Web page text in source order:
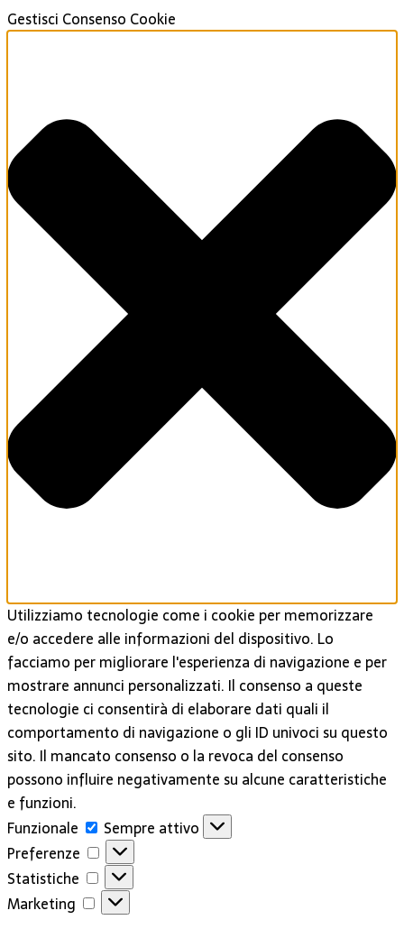
Gestisci Consenso Cookie
Utilizziamo tecnologie come i cookie per memorizzare
e/o accedere alle informazioni del dispositivo. Lo
facciamo per migliorare l'esperienza di navigazione e per
mostrare annunci personalizzati. Il consenso a queste
tecnologie ci consentirà di elaborare dati quali il
comportamento di navigazione o gli ID univoci su questo
sito. Il mancato consenso o la revoca del consenso
possono influire negativamente su alcune caratteristiche
e funzioni.
Funzionale
Funzionale
Sempre attivo
Preferenze
Preferenze
Statistiche
Statistiche
Marketing
Marketing